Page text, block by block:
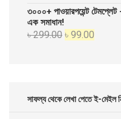
price
৳ 999.00.
price
৩০০০+ পাওয়ারপয়েন্ট
এক সমাধান!
৳299.00 Original
৳ 99.00
সাফল্য থেকে লেখা পেতে ই-মেইল